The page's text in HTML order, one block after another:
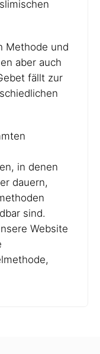
Methode und
aber auch
fällt zur
in denen
dauern,
sind.
Website